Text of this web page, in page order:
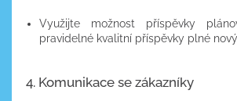
Využijte možnost příspěvky
pravidelné kvalitní příspěvky plné
4. Komunikace se zákazníky